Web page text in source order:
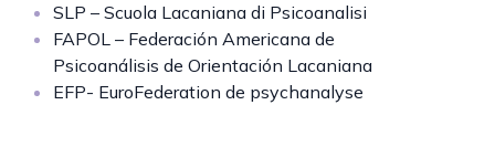
SLP – Scuola Lacaniana di Psicoanalisi
FAPOL – Federación Americana de
Psicoanálisis de Orientación Lacaniana
EFP- EuroFederation de psychanalyse